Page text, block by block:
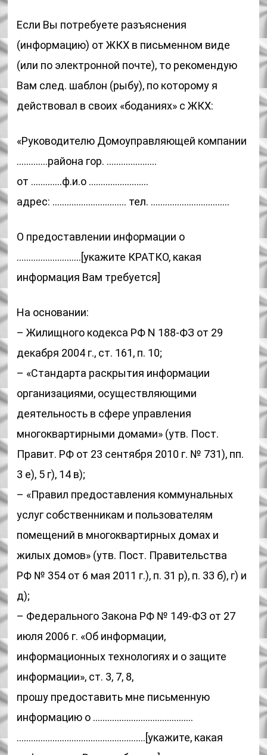
Если Вы потребуете разъяснения
(информацию) от ЖКХ в письменном виде
(или по электронной почте), то рекомендую
Вам след. шаблон (рыбу), по которому я
действовал в своих «боданиях» с ЖКХ:
«Руководителю Домоуправляющей компании
………….района гор. …………………
от ………….ф.и.о …………………….
адрес: …………………………. тел. ……………………………
О предоставлении информации о
………………………[укажите КРАТКО, какая
информация Вам требуется]
На основании:
– Жилищного кодекса РФ N 188-ФЗ от 29
декабря 2004 г., ст. 161, п. 10;
– «Стандарта раскрытия информации
организациями, осуществляющими
деятельность в сфере управления
многоквартирными домами» (утв. Пост.
Правит. РФ от 23 сентября 2010 г. № 731), пп.
3 е), 5 г), 14 в);
– «Правил предоставления коммунальных
услуг собственникам и пользователям
помещений в многоквартирных домах и
жилых домов» (утв. Пост. Правительства
РФ № 354 от 6 мая 2011 г.), п. 31 р), п. 33 б), г) и
д);
– Федерального Закона РФ № 149-ФЗ от 27
июля 2006 г. «Об информации,
информационных технологиях и о защите
информации», ст. 3, 7, 8,
прошу предоставить мне письменную
информацию о ……………………………………
………………………………………………[укажите, какая